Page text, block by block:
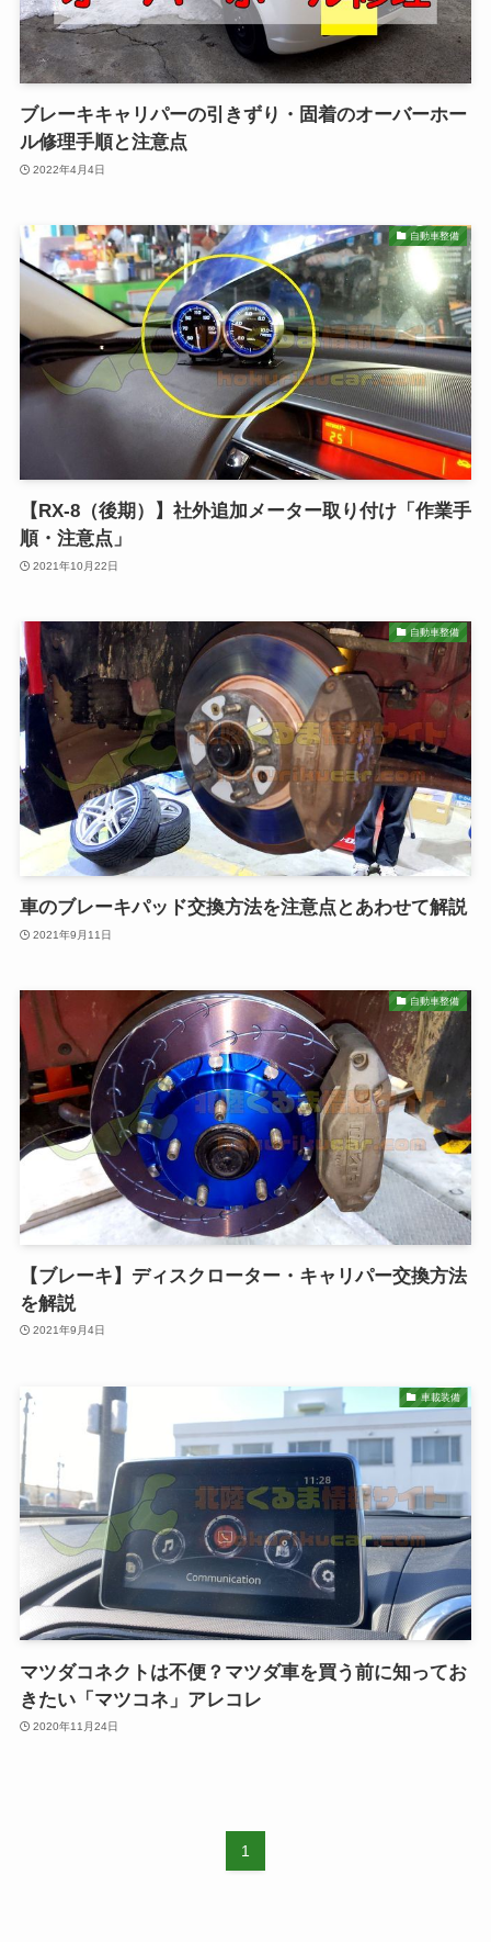
ブレーキキャリパーの引きずり・固着のオーバーホー
ル修理手順と注意点
2022年4月4日
自動車整備
【RX-8（後期）】社外追加メーター取り付け「作業手
順・注意点」
2021年10月22日
自動車整備
車のブレーキパッド交換方法を注意点とあわせて解説
2021年9月11日
自動車整備
【ブレーキ】ディスクローター・キャリパー交換方法
を解説
2021年9月4日
車載装備
マツダコネクトは不便？マツダ車を買う前に知ってお
きたい「マツコネ」アレコレ
2020年11月24日
1